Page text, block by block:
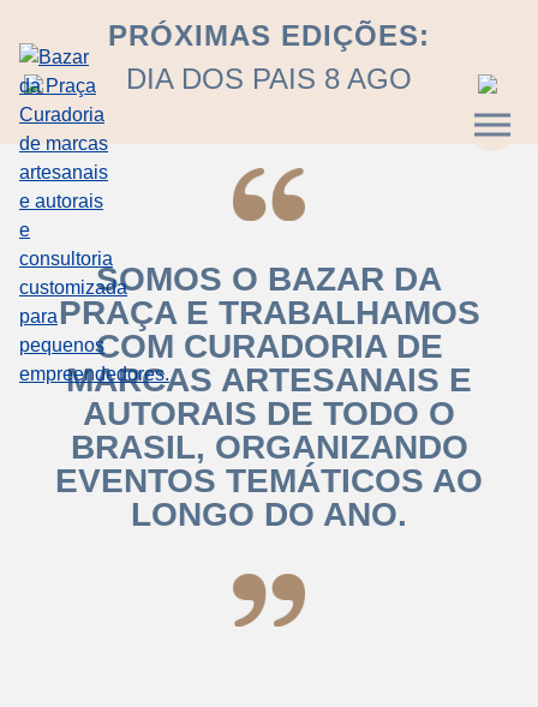
PRÓXIMAS EDIÇÕES:
DIA DOS PAIS 8 AGO
SOMOS O BAZAR DA
PRAÇA E TRABALHAMOS
COM CURADORIA DE
MARCAS ARTESANAIS E
AUTORAIS DE TODO O
BRASIL, ORGANIZANDO
EVENTOS TEMÁTICOS AO
LONGO DO ANO.